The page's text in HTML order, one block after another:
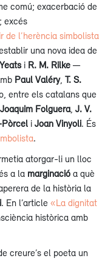
comú; exacerbació de
excés
de l’herència simbolista
una nova idea de
i R. M. Rilke —
Paul Valéry, T. S.
entre els catalans que
Joaquim Folguera, J. V.
Pòrcel i Joan Vinyoli. És
.
atorgar-li un lloc
a la marginació a què
de la història la
. En l’article «La dignitat
històrica amb
creure’s el poeta un